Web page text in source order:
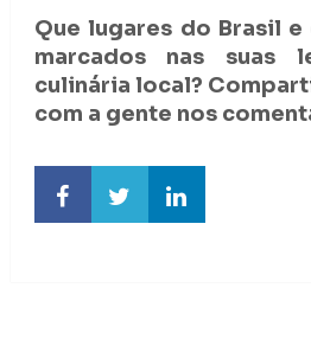
Que lugares do Brasil
marcados nas suas
culinária local?
com a gente nos